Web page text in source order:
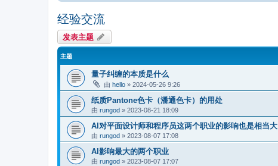
经验交流
发表主题
主题
量子纠缠的本质是什么
由 hello » 2024-05-26 9:26
纸质Pantone色卡（潘通色卡）的用处
由 rungod » 2023-08-21 18:09
AI对平面设计师和程序员这两个职业的影响也是相当大
由 rungod » 2023-08-07 17:08
AI影响最大的两个职业
由 rungod » 2023-08-07 17:07